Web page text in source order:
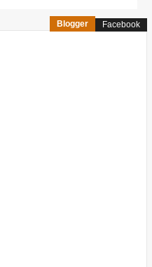
Blogger Facebook